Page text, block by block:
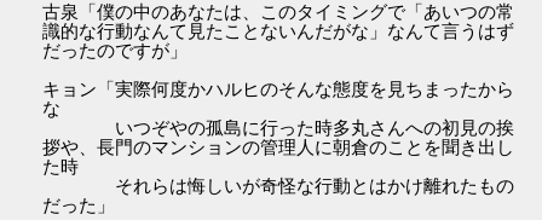
古泉「僕の中のあなたは、このタイミングで「あいつの常
識的な行動なんて見たことないんだがな」なんて言うはず
だったのですが」
キョン「実際何度かハルヒのそんな態度を見ちまったから
な
いつぞやの孤島に行った時多丸さんへの初見の挨
拶や、長門のマンションの管理人に朝倉のことを聞き出し
た時
それらは悔しいが奇怪な行動とはかけ離れたもの
だった」